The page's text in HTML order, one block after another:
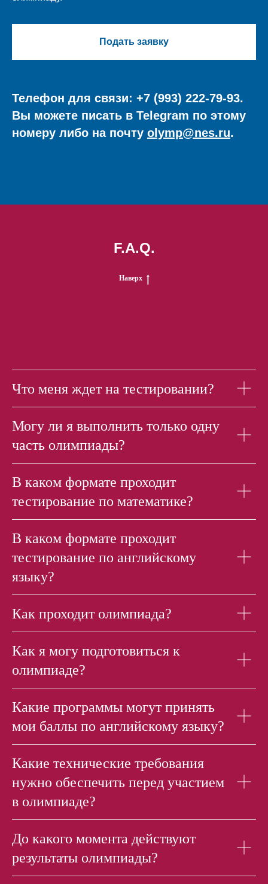
Подать заявку
Телефон для связи: +7 (993) 222-79-93.
Вы можете писать в Telegram по этому
номеру либо на почту olymp@nes.ru.
F.A.Q.
Наверх
Что меня ждет на тестировании?
Могу ли я выполнить только одну
часть олимпиады?
В каком формате проходит
тестирование по математике?
В каком формате проходит
тестирование по английскому
языку?
Как проходит олимпиада?
Как я могу подготовиться к
олимпиаде?
Какие программы могут принять
мои баллы по английскому языку?
Какие технические требования
нужно обеспечить перед участием
в олимпиаде?
До какого момента действуют
результаты олимпиады?